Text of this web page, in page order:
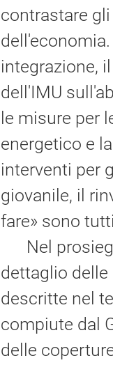
contrastare
integrazione,
dell'IMU
le misure per
energetico e
interventi per
giovanile, il
fare» sono
Nel
dettaglio
descritte nel
compiute dal
delle